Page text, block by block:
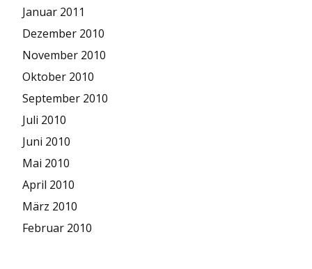
Januar 2011
Dezember 2010
November 2010
Oktober 2010
September 2010
Juli 2010
Juni 2010
Mai 2010
April 2010
März 2010
Februar 2010